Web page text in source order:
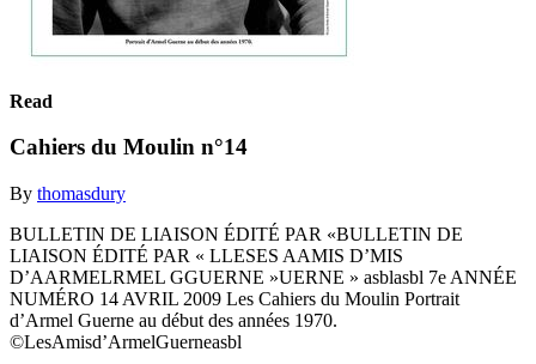
Read
Cahiers du Moulin n°14
By thomasdury
BULLETIN DE LIAISON ÉDITÉ PAR «BULLETIN DE
LIAISON ÉDITÉ PAR « LLESES AAMIS D’MIS
D’AARMELRMEL GGUERNE »UERNE » asblasbl 7e ANNÉE
NUMÉRO 14 AVRIL 2009 Les Cahiers du Moulin Portrait
d’Armel Guerne au début des années 1970.
©LesAmisd’ArmelGuerneasbl